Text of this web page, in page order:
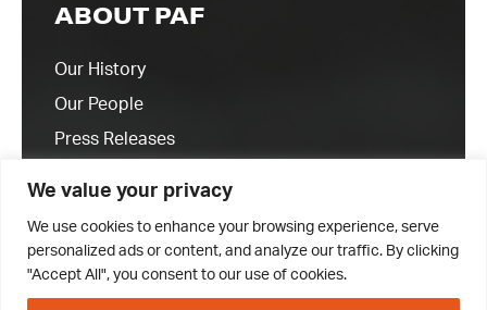
We value your privacy
We use cookies to enhance your browsing experience, serve
personalized ads or content, and analyze our traffic. By clicking
"Accept All", you consent to our use of cookies.
ABOUT PAF
Our History
Our People
Press Releases